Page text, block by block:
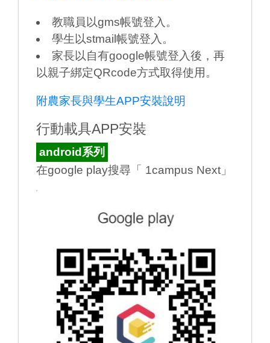
教職員以gms帳號登入。
學生以stmail帳號登入。
家長以自有google帳號登入後，再
以親子綁定QRcode方式取得使用。
附農家長與學生APP安裝說明
行動載具APP安裝
android系列
在google play搜尋「 1campus Next」